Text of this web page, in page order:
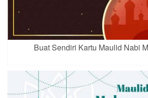
Buat Sendiri Kartu Maulid Nabi